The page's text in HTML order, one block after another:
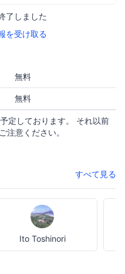
了しました
を受け取る
無料
無料
定しております。 それ以前
注意ください。
すべて見る
Ito Toshinori